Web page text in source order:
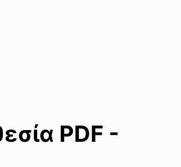
PDF -